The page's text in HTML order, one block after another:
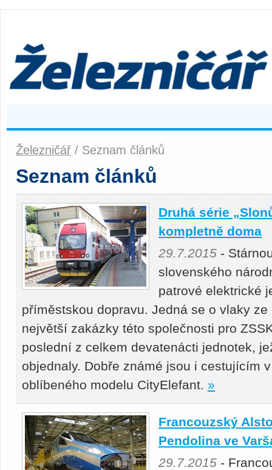
Železničář / Seznam článků
Seznam článků
Druhá série
kompletně doma
29.7.2015 -
slovenského
patrové elektrické
příměstskou dopravu. Jedná se o vlaky
největší zakázky této společnosti pro
poslední z celkem devatenácti jednotek,
objednaly. Dobře známé jsou i cestujícím
oblíbeného modelu CityElefant. »
Francouzský
Pendolina ve
29.7.2015 -